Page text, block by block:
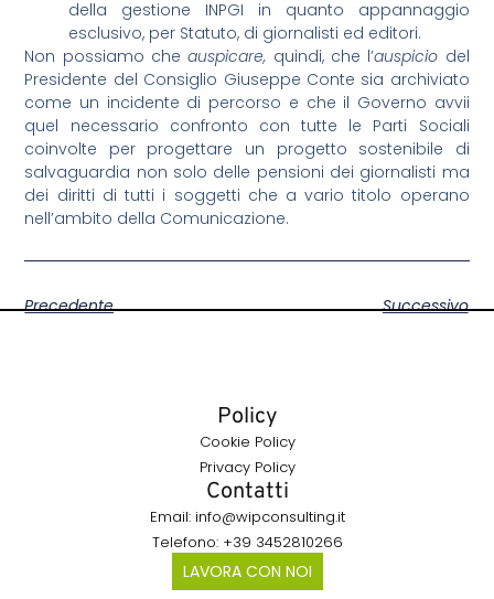
della gestione INPGI in quanto appannaggio
esclusivo, per Statuto, di giornalisti ed editori.
Non possiamo cheauspicare, quindi, che l’auspicio del
Presidente del Consiglio Giuseppe Conte sia archiviato
come un incidente di percorso e che il Governo avvii
quel necessario confronto con tutte le Parti Sociali
coinvolte per progettare un progetto sostenibile di
salvaguardia non solo delle pensioni dei giornalisti ma
dei diritti di tutti i soggetti che a vario titolo operano
nell’ambito della Comunicazione.
Precedente Successivo
Policy
Cookie Policy
Privacy Policy
Contatti
Email: info@wipconsulting.it
Telefono: +39 3452810266
LAVORA CON NOI